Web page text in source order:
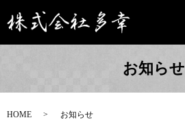
お知らせ
HOME お知らせ